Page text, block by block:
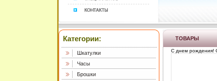
Категории:
Шкатулки
Часы
Брошки
ТОВАРЫ
С днем рождения!